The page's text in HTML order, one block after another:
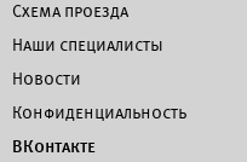
Схема проезда
Наши специалисты
Новости
Конфиденциальность
ВКонтакте